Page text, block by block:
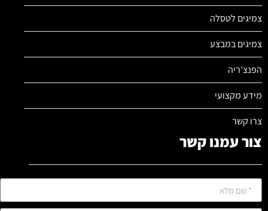
צמיגים לטסלה
צמיגים במבצע
הפנצ'ריה
מידע מקצועי
צרו קשר
צור עמנו קשר